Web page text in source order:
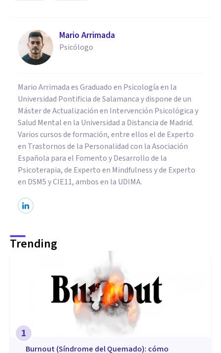
Mario Arrimada
Psicólogo
Mario Arrimada es Graduado en Psicología en la
Universidad Pontificia de Salamanca y dispone de un
Máster de Actualización en Intervención Psicológica y
Salud Mental en la Universidad a Distancia de Madrid.
Varios cursos de formación, entre ellos el de Experto
en Trastornos de la Personalidad con la Asociación
Española para el Fomento y Desarrollo de la
Psicoterapia, de Experto en Mindfulness y de Experto
en DSM5 y CIE11, ambos en la UDIMA.
Trending
1
Burnout (Síndrome del Quemado): cómo